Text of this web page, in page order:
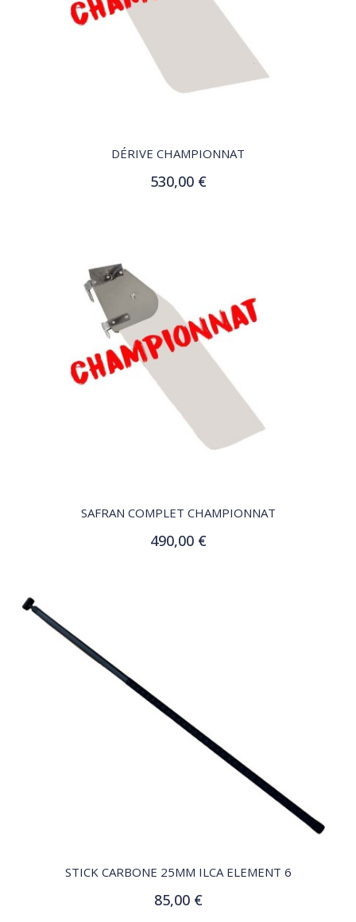
DÉRIVE CHAMPIONNAT
530,00 €
Ajouter au panier
SAFRAN COMPLET CHAMPIONNAT
490,00 €
Ajouter au panier
STICK CARBONE 25MM ILCA ELEMENT 6
85,00 €
Ajouter au panier